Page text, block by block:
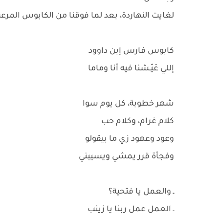
لغايت النهاردة، بعد لما فوقنا من الكابوس
كابوس فارس إبن داوود
إللي عَيّـشنا فيه أنا وماما
شهر خطوبة، كل يوم سوا
كلام غرام، وكلام حب
وعود وعهود زي ما بيقولو
وفجأة قرر يمشي ويسيبني
ـ والعمل يا فتحية؟
ـ العمل عمل ربنا يا زينب